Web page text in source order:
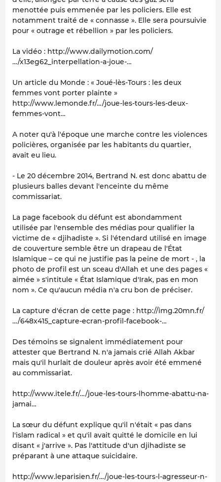
menottée puis emmenée par les policiers. Elle est
notamment traité de « connasse ». Elle sera poursuivie
pour « outrage et rébellion » par les policiers.
La vidéo : http://www.dailymotion.com/
…/x13eg62_interpellation-a-joue-…
Un article du Monde : « Joué-lès-Tours : les deux
femmes vont porter plainte »
http://www.lemonde.fr/…/joue-les-tours-les-deux-
femmes-vont…
A noter qu'à l'époque une marche contre les violences
policières, organisée par les habitants du quartier,
avait eu lieu.
- Le 20 décembre 2014, Bertrand N. est donc abattu de
plusieurs balles devant l'enceinte du même
commissariat.
La page facebook du défunt est abondamment
utilisée par l'ensemble des médias pour qualifier la
victime de « djihadiste ». Si l'étendard utilisé en image
de couverture semble être un drapeau de l'État
Islamique – ce qui ne justifie pas la peine de mort - , la
photo de profil est un sceau d'Allah et une des pages «
aimée » s'intitule « État Islamique d'Irak, pas en mon
nom ». Ce qu'aucun média n'a cru bon de préciser.
La capture d'écran de cette page : http://img.20mn.fr/
…/648x415_capture-ecran-profil-facebook-…
Des témoins se signalent immédiatement pour
attester que Bertrand N. n'a jamais crié Allah Akbar
mais qu'il hurlait de douleur après avoir été emmené
au commissariat.
http://www.itele.fr/…/joue-les-tours-lhomme-abattu-na-
jamai…
La sœur du défunt explique qu'il n'était « pas dans
l'islam radical » et qu'il avait quitté le domicile en lui
disant « j'arrive ». Pas l'attitude d'un djihadiste se
préparant à une attaque suicidaire.
http://www.leparisien.fr/…/joue-les-tours-l-agresseur-n-